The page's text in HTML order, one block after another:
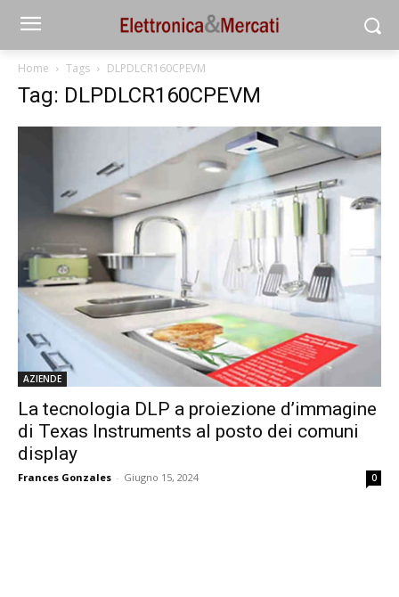
Home Tags DLPDLCR160CPEVM
Tag: DLPDLCR160CPEVM
AZIENDE
La tecnologia DLP a proiezione d’immagine
di Texas Instruments al posto dei comuni
display
Frances Gonzales - Giugno 15, 2024 0